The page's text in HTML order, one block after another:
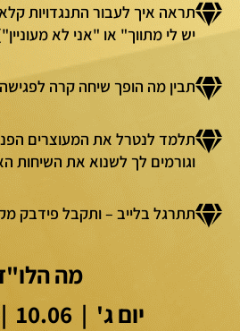
תראה איך לעבור התנגדויות
יש לי מתווך" או "אני לא
תבין מה הופך שיחה קרה
תלמד לנטרל את המעוצרים
וגורמים לך לשנוא את השיחות
תתרגל בלייב – ותקבל פידבק
מה
יום ג' | 10.06 | 10:00